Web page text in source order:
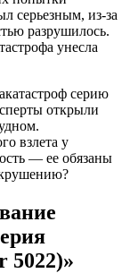
серьезным, из-за
разрушилось.
унесла
серию
открыли
взлета у
— ее обязаны
5022)»